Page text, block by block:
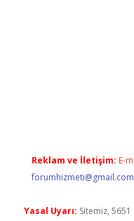
Reklam ve İletişim: E-
forumhizmeti@gmail.com
Yasal Uyarı: Sitemiz, 5651